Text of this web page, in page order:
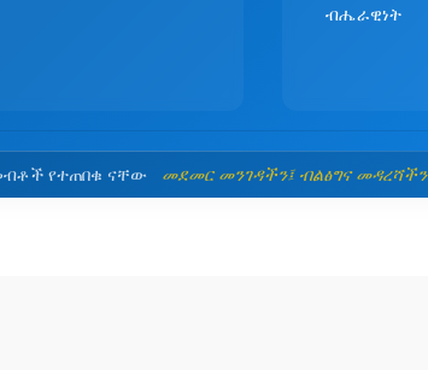
ብሔራዊነት
የተጠበቁ ናቸው መደመር መንገዳችን፤ ብልፅግና መዳረሻችን